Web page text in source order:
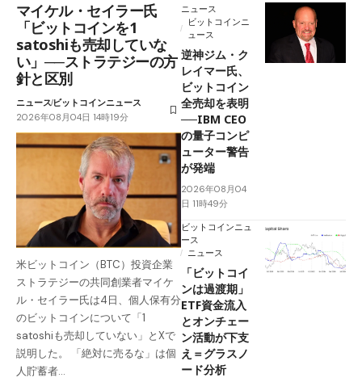
マイケル・セイラー氏
「ビットコインを1
satoshiも売却していな
い」──ストラテジーの方
針と区別
ニュースビットコインニュース
2026年08月04日 14時19分
米ビットコイン（BTC）投資企業
ストラテジーの共同創業者マイケ
ル・セイラー氏は4日、個人保有分
のビットコインについて「1
satoshiも売却していない」とXで
説明した。 「絶対に売るな」は個
人貯蓄者…
ニュース
ビットコインニ
ュース
逆神ジム・ク
レイマー氏、
ビットコイン
全売却を表明
──IBM CEO
の量子コンピ
ューター警告
が発端
2026年08月04
日 11時49分
ビットコインニュ
ース
ニュース
「ビットコイ
ンは過渡期」
ETF資金流入
とオンチェー
ン活動が下支
え＝グラスノ
ード分析